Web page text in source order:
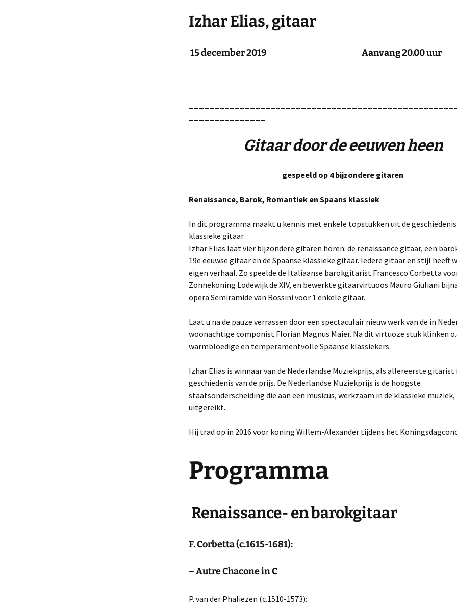
Izhar Elias,gitaar
15 december 2019 Aanvang 20.00 uur
Gitaar door de eeuwen heen
gespeeld op 4 bijzondere gitaren
Renaissance, Barok, Romantiek en Spaans klassiek
In dit programma maakt u kennis met enkele topstukken uit de geschiedenis
klassieke gitaar.
Izhar Elias laat vier bijzondere gitaren horen: de renaissance gitaar, een
19e eeuwse gitaar en de Spaanse klassieke gitaar. Iedere gitaar en stijl heeft
eigen verhaal. Zo speelde de Italiaanse barokgitarist Francesco Corbetta
Zonnekoning Lodewijk de XIV, en bewerkte gitaarvirtuoos Mauro Giuliani
opera Semiramide van Rossini voor 1 enkele gitaar.
Laat u na de pauze verrassen door een spectaculair nieuw werk van de in
woonachtige componist Florian Magnus Maier. Na dit virtuoze stuk klinken
warmbloedige en temperamentvolle Spaanse klassiekers.
Izhar Elias is winnaar van de Nederlandse Muziekprijs, als allereerste gitarist
geschiedenis van de prijs. De Nederlandse Muziekprijs is de hoogste
staatsonderscheiding die aan een musicus, werkzaam in de klassieke
uitgereikt.
Hij trad op in 2016 voor koning Willem-Alexander tijdens het
Programma
Renaissance- en barokgitaar
F. Corbetta (c.1615-1681):
– Autre Chacone in C
P. van der Phaliezen (c.1510-1573):